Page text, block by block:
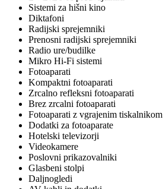
Sistemi za hišni kino
Diktafoni
Radijski sprejemniki
Prenosni radijski sprejemniki
Radio ure/budilke
Mikro Hi-Fi sistemi
Fotoaparati
Kompaktni fotoaparati
Zrcalno refleksni fotoaparati
Brez zrcalni fotoaparati
Fotoaparati z vgrajenim tiskalnikom
Dodatki za fotoaparate
Hotelski televizorji
Videokamere
Poslovni prikazovalniki
Glasbeni stolpi
Daljnogledi